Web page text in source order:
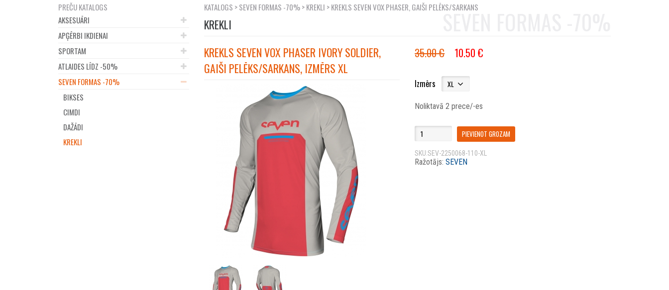
PREČU KATALOGS
AKSESUĀRI
APĢĒRBI IKDIENAI
SPORTAM
ATLAIDES LĪDZ -50%
SEVEN FORMAS -70%
BIKSES
CIMDI
DAŽĀDI
KREKLI
KATALOGS >SEVEN FORMAS -70%>KREKLI > KREKLS SEVEN VOX PHASER, GAIŠI PELĒKS/SARKANS
KREKLI
KREKLS SEVEN VOX PHASER IVORY SOLDIER,
GAIŠI PELĒKS/SARKANS, IZMĒRS XL
35.00 10.50
Izmērs
Noliktavā 2 prece/-es
PIEVIENOT GROZAM
SKU:SEV-2250068-110-XL
Ražotājs:SEVEN